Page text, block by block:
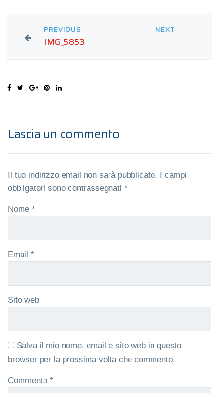
PREVIOUS
IMG_5853
NEXT
Lascia un commento
Il tuo indirizzo email non sarà pubblicato.
I campi
obbligatori sono contrassegnati *
Nome *
Email *
Sito web
Salva il mio nome, email e sito web in questo
browser per la prossima volta che commento.
Commento *